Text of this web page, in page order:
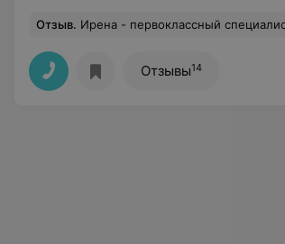
Отзыв. Ирена - первоклассный специалист! Очень грамотный подход как к
Отзывы14